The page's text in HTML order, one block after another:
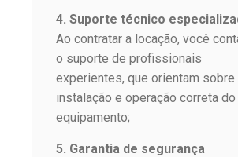
4. Suporte técnico
Ao contratar a locação, você
o suporte de profissionais
experientes, que orientam sobre
instalação e operação correta do
equipamento;
5. Garantia de segurança